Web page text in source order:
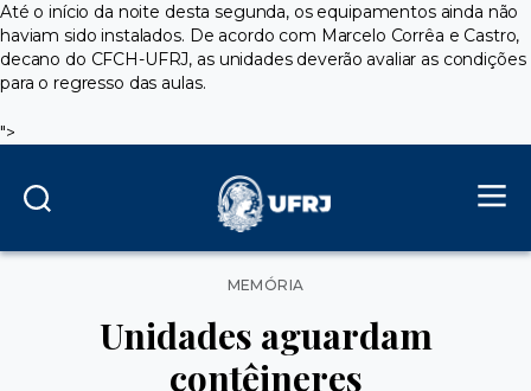
Até o início da noite desta segunda, os equipamentos ainda não
haviam sido instalados. De acordo com Marcelo Corrêa e Castro,
decano do CFCH-UFRJ, as unidades deverão avaliar as condições
para o regresso das aulas.
">
Categorias
MEMÓRIA
Unidades aguardam
contêineres